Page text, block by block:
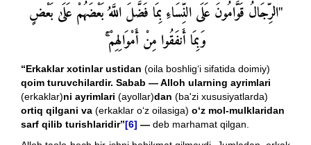
"الرِّجَالُ قَوَّامُونَ عَلَى النِّسَاءِ بِمَا فَضَّلَ اللَّهُ بَعْضَهُمْ عَلَىٰ بَعْضٍ
وَبِمَا أَنفَقُوا مِنْ أَمْوَالِهِمْ
“Erkaklar xotinlar ustidan (oila boshlig‘i sifatida doimiy)
qoim turuvchilardir. Sabab —Alloh ularning ayrimlari
(erkaklar)ni ayrimlari (ayollar)dan (ba'zi xususiyatlarda)
ortiq qilgani va (erkaklar o‘z oilasiga) o‘z mol-mulklaridan
sarf qilib turishlaridir”[6] — deb marhamat qilgan.